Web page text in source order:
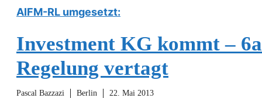
AIFM-RL umgesetzt:
Investment KG kommt –
Regelung vertagt
Pascal Bazzazi Berlin 22. Mai 2013